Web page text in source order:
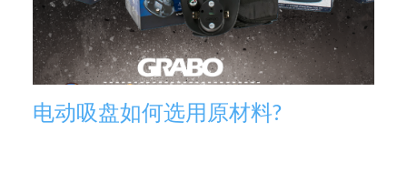
电动吸盘如何选用原材料?